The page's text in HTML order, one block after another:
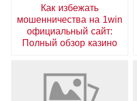
Как избежать
мошенничества на 1win
официальный сайт:
Полный обзор казино